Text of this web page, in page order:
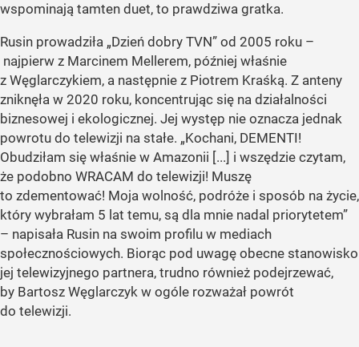
wspominają tamten duet, to prawdziwa gratka.
Rusin prowadziła „Dzień dobry TVN” od 2005 roku –
najpierw z Marcinem Mellerem, później właśnie
z Węglarczykiem, a następnie z Piotrem Kraśką. Z anteny
zniknęła w 2020 roku, koncentrując się na działalności
biznesowej i ekologicznej. Jej występ nie oznacza jednak
powrotu do telewizji na stałe. „Kochani, DEMENTI!
Obudziłam się właśnie w Amazonii [...] i wszędzie czytam,
że podobno WRACAM do telewizji! Muszę
to zdementować! Moja wolność, podróże i sposób na życie,
który wybrałam 5 lat temu, są dla mnie nadal priorytetem”
– napisała Rusin na swoim profilu w mediach
społecznościowych. Biorąc pod uwagę obecne stanowisko
jej telewizyjnego partnera, trudno również podejrzewać,
by Bartosz Węglarczyk w ogóle rozważał powrót
do telewizji.